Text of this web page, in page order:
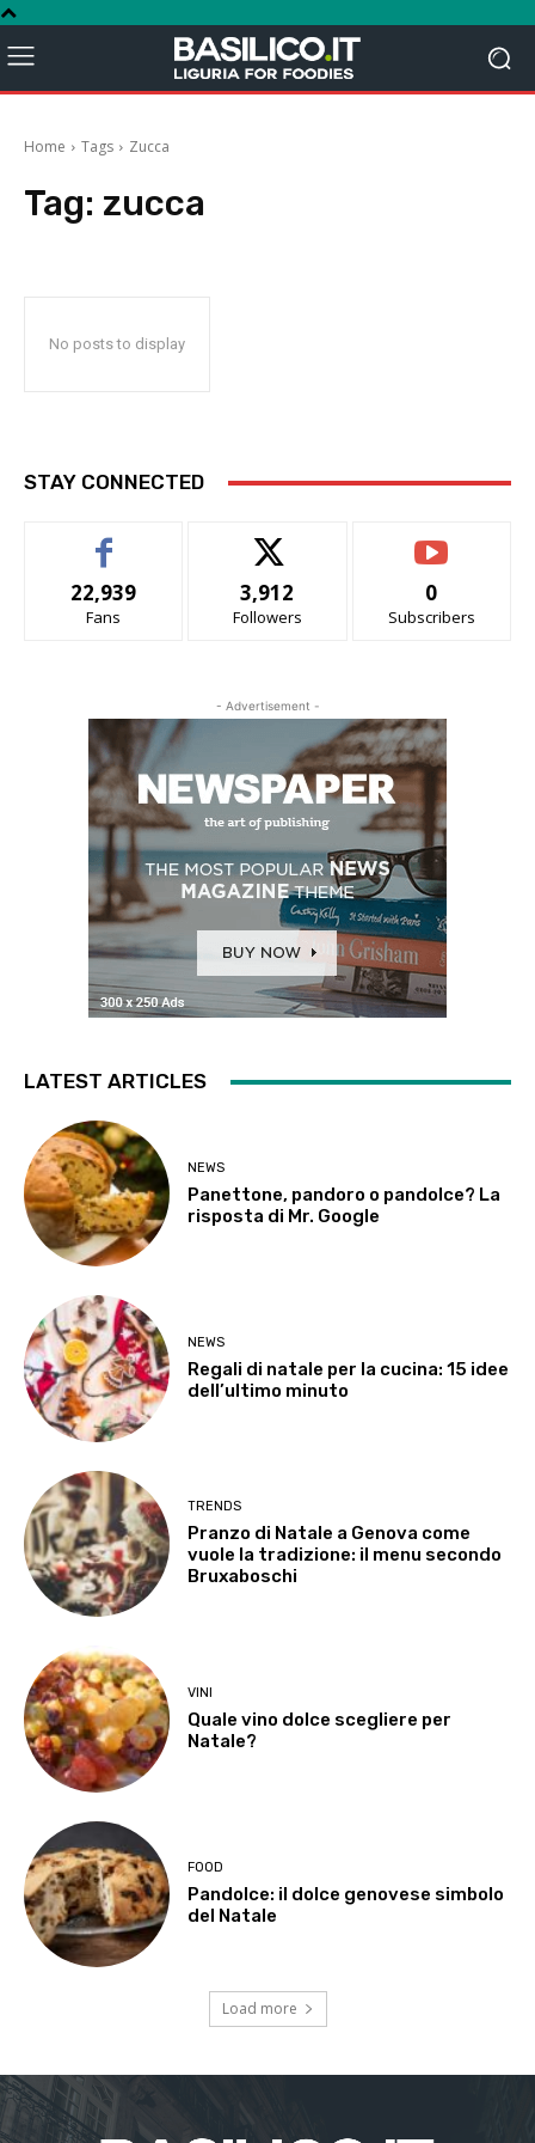
Home Tags Zucca
Tag: zucca
No posts to display
STAY CONNECTED
22,939
Fans
3,912
Followers
0
Subscribers
- Advertisement -
LATEST ARTICLES
NEWS
Panettone, pandoro o pandolce? La
risposta di Mr. Google
NEWS
Regali di natale per la cucina: 15 idee
dell’ultimo minuto
TRENDS
Pranzo di Natale a Genova come
vuole la tradizione: il menu secondo
Bruxaboschi
VINI
Quale vino dolce scegliere per
Natale?
FOOD
Pandolce: il dolce genovese simbolo
del Natale
Load more